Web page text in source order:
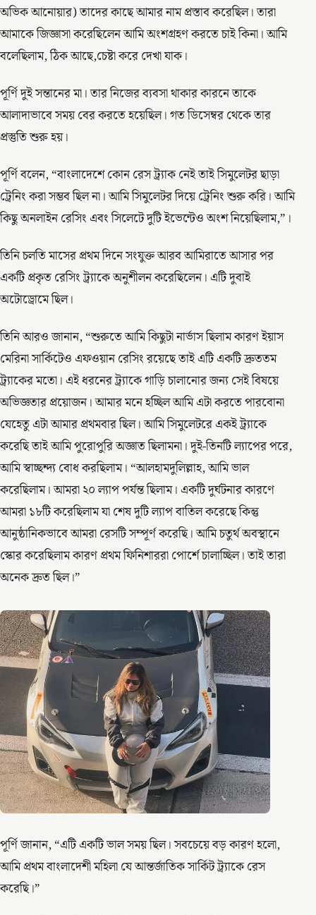
অভিক আনোয়ার) তাদের কাছে আমার নাম প্রস্তাব করেছিল। তারা
আমাকে জিজ্ঞাসা করেছিলেন আমি অংশগ্রহণ করতে চাই কিনা। আমি
বলেছিলাম, ঠিক আছে,চেষ্টা করে দেখা যাক।
পূর্ণি দুই সন্তানের মা। তার নিজের ব্যবসা থাকার কারনে তাকে
আলাদাভাবে সময় বের করতে হয়েছিল। গত ডিসেম্বর থেকে তার
প্রস্তুতি শুরু হয়।
পূর্ণি বলেন, “বাংলাদেশে কোন রেস ট্র্যাক নেই তাই সিমুলেটর ছাড়া
ট্রেনিং করা সম্ভব ছিল না। আমি সিমুলেটর দিয়ে ট্রেনিং শুরু করি। আমি
কিছু অনলাইন রেসিং এবং সিলেটে দুটি ইভেন্টেও অংশ নিয়েছিলাম,”।
তিনি চলতি মাসের প্রথম দিনে সংযুক্ত আরব আমিরাতে আসার পর
একটি প্রকৃত রেসিং ট্র্যাকে অনুশীলন করেছিলেন। এটি দুবাই
অটোড্রোমে ছিল।
তিনি আরও জানান, “শুরুতে আমি কিছুটা নার্ভাস ছিলাম কারণ ইয়াস
মেরিনা সার্কিটেও এফওয়ান রেসিং রয়েছে তাই এটি একটি দ্রুততম
ট্র্যাকের মতো। এই ধরনের ট্র্যাকে গাড়ি চালানোর জন্য সেই বিষয়ে
অভিজ্ঞতার প্রয়োজন। আমার মনে হচ্ছিল আমি এটা করতে পারবোনা
যেহেতু এটা আমার প্রথমবার ছিল। আমি সিমুলেটরে একই ট্র্যাকে
করেছি তাই আমি পুরোপুরি অজ্ঞাত ছিলামনা। দুই-তিনটি ল্যাপের পরে,
আমি স্বাচ্ছন্দ্য বোধ করছিলাম। “আলহামদুলিল্লাহ, আমি ভাল
করেছিলাম। আমরা ২০ ল্যাপ পর্যন্ত ছিলাম। একটি দুর্ঘটনার কারণে
আমরা ১৮টি করেছিলাম যা শেষ দুটি ল্যাপ বাতিল করেছে কিন্তু
আনুষ্ঠানিকভাবে আমরা রেসটি সম্পূর্ণ করেছি। আমি চতুর্থ অবস্থানে
স্কোর করেছিলাম কারণ প্রথম ফিনিশাররা পোর্শে চালাচ্ছিল। তাই তারা
অনেক দ্রুত ছিল।”
পূর্ণি জানান, “এটি একটি ভাল সময় ছিল। সবচেয়ে বড় কারণ হলো,
আমি প্রথম বাংলাদেশী মহিলা যে আন্তর্জাতিক সার্কিট ট্র্যাকে রেস
করেছি।”